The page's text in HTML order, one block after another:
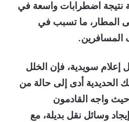
نتيجة اضطرابات واسعة في
المطار، ما تسبب في
المسافرين.
سويدية، فإن الخلل
الحديدية أدى إلى حالة من
واجه القادمون
وسائل نقل بديلة، مع